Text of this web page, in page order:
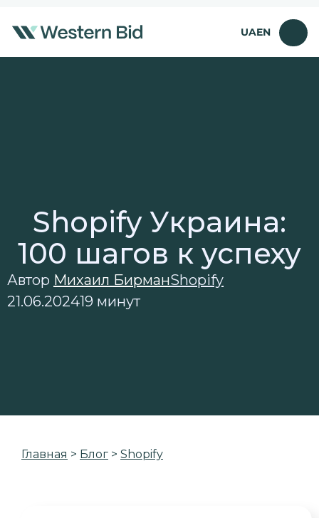
UAEN
Shopify Украина:
100 шагов к успеху
Автор Михаил БирманShopify
21.06.202419 минут
Главная > Блог > Shopify